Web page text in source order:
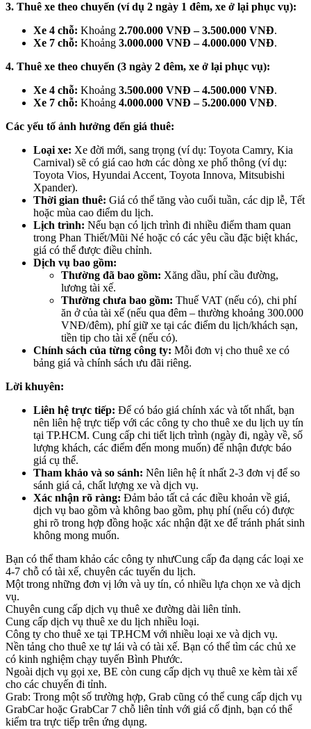
3. Thuê xe theo chuyến (ví dụ 2 ngày 1 đêm, xe ở lại phục vụ):
Xe 4 chỗ: Khoảng 2.700.000 VNĐ – 3.500.000 VNĐ.
Xe 7 chỗ: Khoảng 3.000.000 VNĐ – 4.000.000 VNĐ.
4. Thuê xe theo chuyến (3 ngày 2 đêm, xe ở lại phục vụ):
Xe 4 chỗ: Khoảng 3.500.000 VNĐ – 4.500.000 VNĐ.
Xe 7 chỗ: Khoảng 4.000.000 VNĐ – 5.200.000 VNĐ.
Các yếu tố ảnh hưởng đến giá thuê:
Loại xe: Xe đời mới, sang trọng (ví dụ: Toyota Camry, Kia
Carnival) sẽ có giá cao hơn các dòng xe phổ thông (ví dụ:
Toyota Vios, Hyundai Accent, Toyota Innova, Mitsubishi
Xpander).
Thời gian thuê: Giá có thể tăng vào cuối tuần, các dịp lễ, Tết
hoặc mùa cao điểm du lịch.
Lịch trình: Nếu bạn có lịch trình đi nhiều điểm tham quan
trong Phan Thiết/Mũi Né hoặc có các yêu cầu đặc biệt khác,
giá có thể được điều chỉnh.
Dịch vụ bao gồm:
Thường đã bao gồm: Xăng dầu, phí cầu đường,
lương tài xế.
Thường chưa bao gồm: Thuế VAT (nếu có), chi phí
ăn ở của tài xế (nếu qua đêm – thường khoảng 300.000
VNĐ/đêm), phí giữ xe tại các điểm du lịch/khách sạn,
tiền tip cho tài xế (nếu có).
Chính sách của từng công ty: Mỗi đơn vị cho thuê xe có
bảng giá và chính sách ưu đãi riêng.
Lời khuyên:
Liên hệ trực tiếp: Để có báo giá chính xác và tốt nhất, bạn
nên liên hệ trực tiếp với các công ty cho thuê xe du lịch uy tín
tại TP.HCM. Cung cấp chi tiết lịch trình (ngày đi, ngày về, số
lượng khách, các điểm đến mong muốn) để nhận được báo
giá cụ thể.
Tham khảo và so sánh: Nên liên hệ ít nhất 2-3 đơn vị để so
sánh giá cả, chất lượng xe và dịch vụ.
Xác nhận rõ ràng: Đảm bảo tất cả các điều khoản về giá,
dịch vụ bao gồm và không bao gồm, phụ phí (nếu có) được
ghi rõ trong hợp đồng hoặc xác nhận đặt xe để tránh phát sinh
không mong muốn.
Bạn có thể tham khảo các công ty nhưCung cấp đa dạng các loại xe
4-7 chỗ có tài xế, chuyên các tuyến du lịch.
Một trong những đơn vị lớn và uy tín, có nhiều lựa chọn xe và dịch
vụ.
Chuyên cung cấp dịch vụ thuê xe đường dài liên tỉnh.
Cung cấp dịch vụ thuê xe du lịch nhiều loại.
Công ty cho thuê xe tại TP.HCM với nhiều loại xe và dịch vụ.
Nền tảng cho thuê xe tự lái và có tài xế. Bạn có thể tìm các chủ xe
có kinh nghiệm chạy tuyến Bình Phước.
Ngoài dịch vụ gọi xe, BE còn cung cấp dịch vụ thuê xe kèm tài xế
cho các chuyến đi tỉnh.
Grab: Trong một số trường hợp, Grab cũng có thể cung cấp dịch vụ
GrabCar hoặc GrabCar 7 chỗ liên tỉnh với giá cố định, bạn có thể
kiểm tra trực tiếp trên ứng dụng.